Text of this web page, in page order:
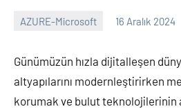
AZURE-Microsoft 16 Aralık 2024
Günümüzün hızla dijitalleşen
altyapılarını modernleştirirken
korumak ve bulut teknolojilerinin